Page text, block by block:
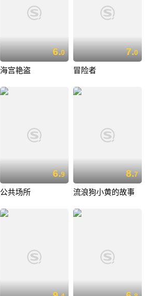
6.0
海宫艳盗
7.0
冒险者
6.9
公共场所
8.7
流浪狗小黄的故事